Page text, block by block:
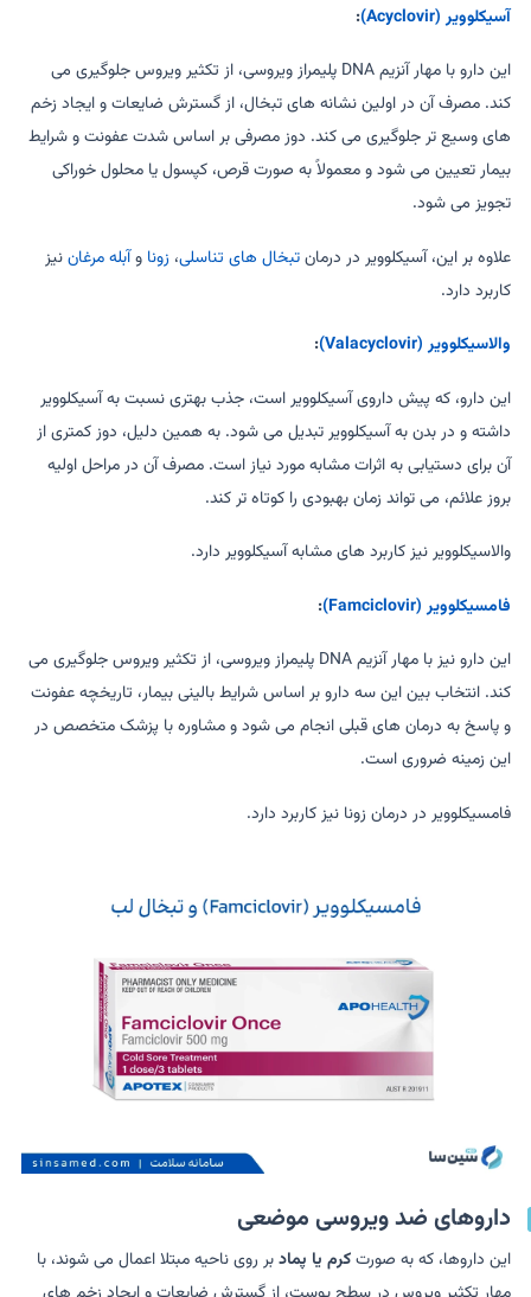
آسیکلوویر (Acyclovir) :
این دارو با مهار آنزیم DNA پلیمراز ویروسی، از تکثیر ویروس جلوگیری می
کند. مصرف آن در اولین نشانه های تبخال، از گسترش ضایعات و ایجاد زخم
های وسیع تر جلوگیری می کند. دوز مصرفی بر اساس شدت عفونت و شرایط
بیمار تعیین می شود و معمولاً به صورت قرص، کپسول یا محلول خوراکی
تجویز می شود.
علاوه بر این، آسیکلوویر در درمانتبخال های تناسلی، زونا وآبله مرغاننیز
کاربرد دارد.
والاسیکلوویر (Valacyclovir) :
این دارو، که پیش داروی آسیکلوویر است، جذب بهتری نسبت به آسیکلوویر
داشته و در بدن به آسیکلوویر تبدیل می شود. به همین دلیل، دوز کمتری از
آن برای دستیابی به اثرات مشابه مورد نیاز است. مصرف آن در مراحل اولیه
بروز علائم، می تواند زمان بهبودی را کوتاه تر کند.
والاسیکلوویر نیز کاربرد های مشابه آسیکلوویر دارد.
فامسیکلوویر (Famciclovir) :
این دارو نیز با مهار آنزیم DNA پلیمراز ویروسی، از تکثیر ویروس جلوگیری می
کند. انتخاب بین این سه دارو بر اساس شرایط بالینی بیمار، تاریخچه عفونت
و پاسخ به درمان های قبلی انجام می شود و مشاوره با پزشک متخصص در
این زمینه ضروری است.
فامسیکلوویر در درمان زونا نیز کاربرد دارد.
داروهای ضد ویروسی موضعی
این داروها، که به صورتکرم یا پمادبر روی ناحیه مبتلا اعمال می شوند، با